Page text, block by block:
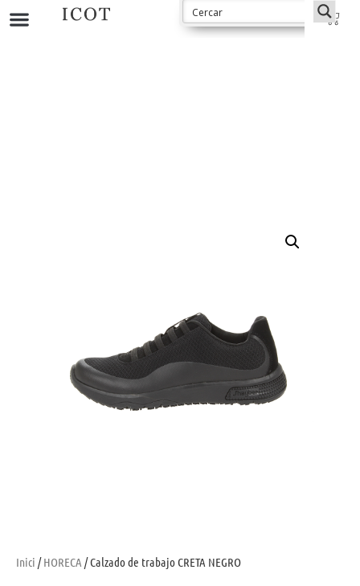
Inici /HORECA / Calzado de trabajo CRETA NEGRO